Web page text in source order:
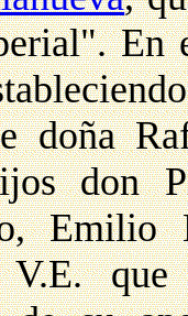
En
doña
don
V.E.